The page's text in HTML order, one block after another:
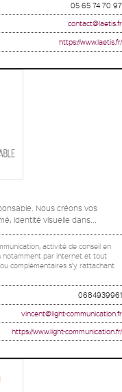
05 65 74 70 97
contact@laetis.fr
https://www.laetis.fr/
Nous créons vos
identité visuelle dans...
activité de conseil en
notamment par internet et tout
complémentaires s'y rattachant
0684939961
vincent@light-communication.fr
https://www.light-communication.fr/